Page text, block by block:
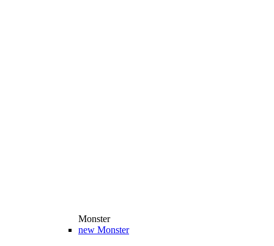
Monster
new Monster